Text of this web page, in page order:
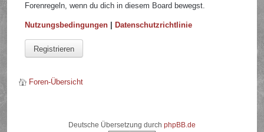
Forenregeln, wenn du dich in diesem Board bewegst.
Nutzungsbedingungen |Datenschutzrichtlinie
Registrieren
Foren-Übersicht
Deutsche Übersetzung durch phpBB.de